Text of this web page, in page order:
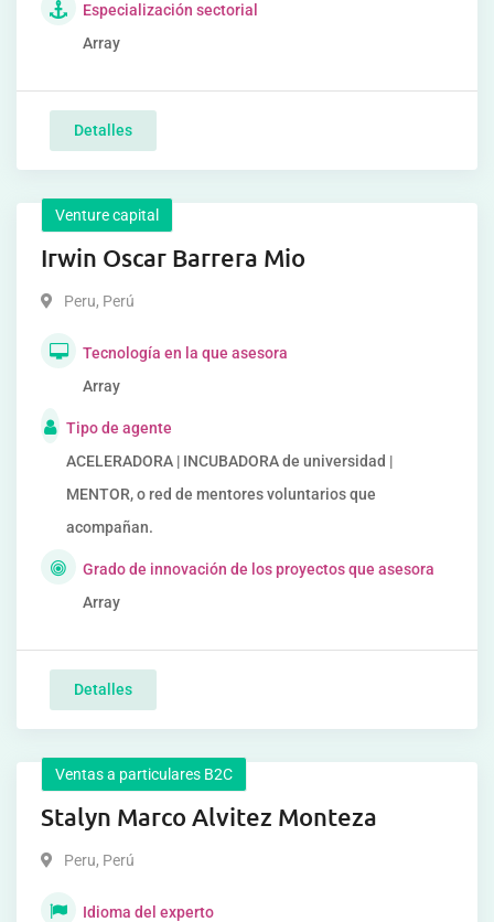
Especialización sectorial
Array
Detalles
Venture capital
Irwin Oscar Barrera Mio
Peru, Perú
Tecnología en la que asesora
Array
Tipo de agente
ACELERADORA | INCUBADORA de universidad |
MENTOR, o red de mentores voluntarios que
acompañan.
Grado de innovación de los proyectos que asesora
Array
Detalles
Ventas a particulares B2C
Stalyn Marco Alvitez Monteza
Peru, Perú
Idioma del experto